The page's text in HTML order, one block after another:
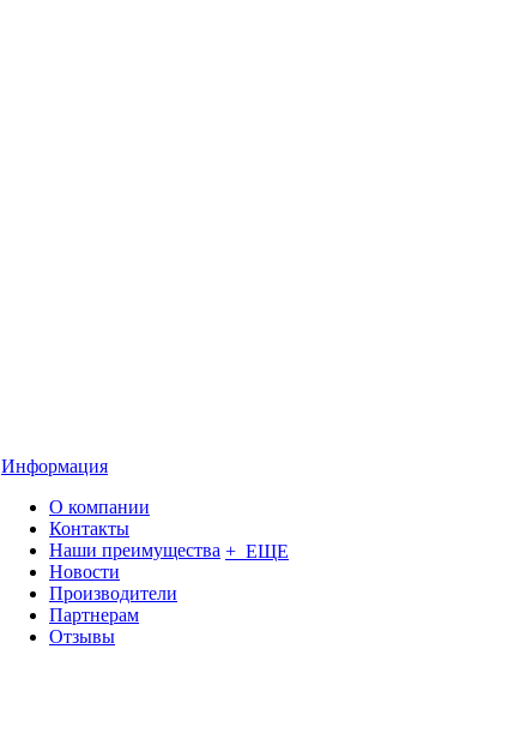
Информация
О компании
Контакты
Наши преимущества
Новости
Производители
Партнерам
Отзывы
+ ЕЩЕ